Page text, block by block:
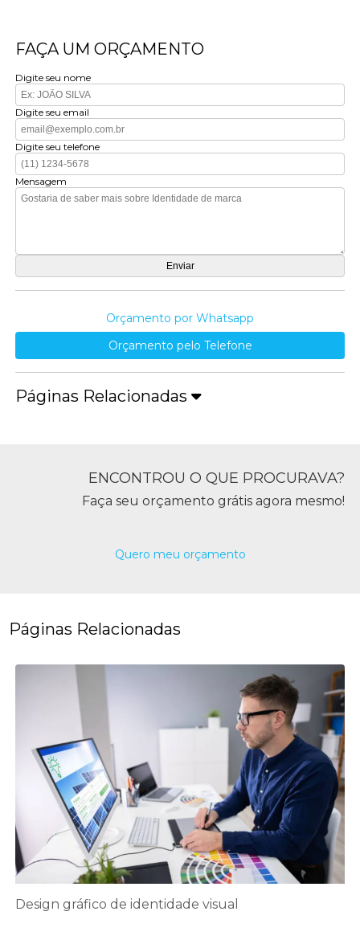
FAÇA UM ORÇAMENTO
Digite seu nome
Digite seu email
Digite seu telefone
Mensagem
Orçamento por Whatsapp
Orçamento pelo Telefone
Páginas Relacionadas
ENCONTROU O QUE PROCURAVA?
Faça seu orçamento grátis agora mesmo!
Quero meu orçamento
Páginas Relacionadas
Design gráfico de identidade visual